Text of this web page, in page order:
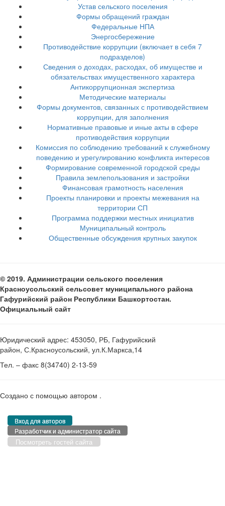
Устав сельского поселения
Формы обращений граждан
Федеральные НПА
Энергосбережение
Противодействие коррупции (включает в себя 7
подразделов)
Сведения о доходах, расходах, об имуществе и
обязательствах имущественного характера
Антикоррупционная экспертиза
Методические материалы
Формы документов, связанных с противодействием
коррупции, для заполнения
Нормативные правовые и иные акты в сфере
противодействия коррупции
Комиссия по соблюдению требований к служебному
поведению и урегулированию конфликта интересов
Формирование современной городской среды
Правила землепользования и застройки
Финансовая грамотность населения
Проекты планировки и проекты межевания на
территории СП
Программа поддержки местных инициатив
Муниципальный контроль
Общественные обсуждения крупных закупок
© 2019. Администрации сельского поселения
Красноусольский сельсовет муниципального района
Гафурийский район Республики Башкортостан.
Официальный сайт
Юридический адрес: 453050, РБ, Гафурийский
район, С.Красноусольский, ул.К.Маркса,14
Тел. – факс 8(34740) 2-13-59
Создано с помощью автором .
Вход для авторов
Разработчик и администратор сайта
Посмотреть гостей сайта